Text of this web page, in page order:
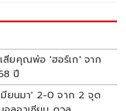
สียคุณพ่อ 'ฮอร์เก' จาก
ปี
มียนมา' 2-0 จาก 2 จุด